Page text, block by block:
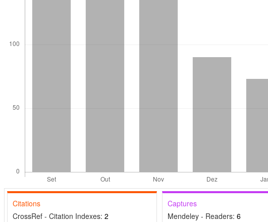
Citations
CrossRef - Citation Indexes: 2
Captures
Mendeley - Readers: 6